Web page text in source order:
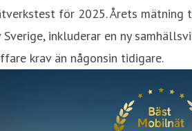
för 2025. Årets mätning
Sverige, inkluderar en ny
krav än någonsin tidigare.